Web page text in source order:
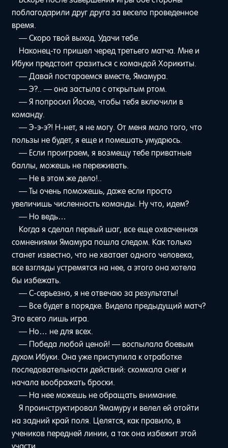
поблагодарили друг друга за весело проведенное
время.
— Скоро твой выход. Удачи тебе.
Наконец-то пришел черед третьего матча. Мне и
Ибуки предстоит сразиться с командой Хорикиты.
— Давай постараемся вместе, Ямамура.
— Э?.. — она застыла с открытым ртом.
— Я попросил Йоске, чтобы тебя включили в
команду.
— Э-э-э?! Н-нет, я не могу. От меня мало того, что
пользы не будет, я еще и помешать умудрюсь.
— Если проиграем, я возмещу тебе приватные
баллы, можешь не переживать.
— Не в этом же дело!..
— Ты очень поможешь, даже если просто
увеличишь численность команды. Ну что, идем?
— Но ведь…
Когда я сделал первый шаг, все еще охваченная
сомнениями Ямамура пошла следом. Как только
станет известно, что не хватает одного человека,
все взгляды устремятся на нее, а этого она хотела
бы избежать.
— С-серьезно, я не отвечаю за результаты!
— Все будет в порядке. Видела предыдущий матч?
Это всего лишь игра.
— Но… не для всех.
— Победа любой ценой! — воспылала боевым
духом Ибуки. Она уже приступила к отработке
последовательности действий: скомкала снег и
начала воображать броски.
— На нее можешь не обращать внимание.
Я проинструктировал Ямамуру и велел ей отойти
на задний край поля. Целятся, как правило, в
учеников передней линии, а так она избежит этой